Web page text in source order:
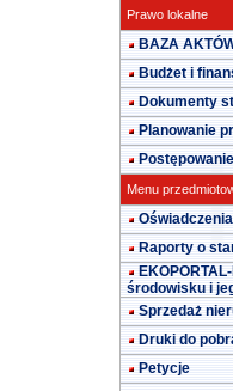
Prawo lokalne
BAZA
Budżet i
Dokumenty
Planowanie
Menu
Raporty o
środowisku i
Sprzedaż
Druki do
Petycje